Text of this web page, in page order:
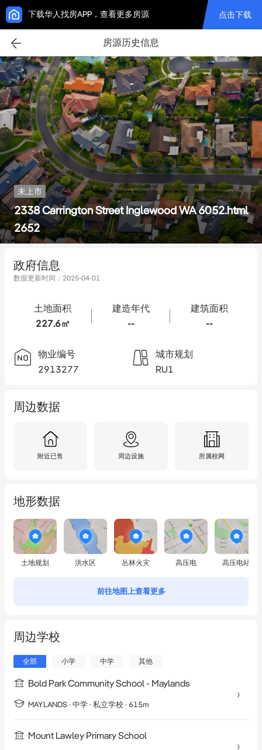
下载华人找房APP，查看更多房源 点击下载
房源历史信息
未上市
2338 Carrington Street Inglewood WA 6052.html
2652
政府信息
数据更新时间： 2025-04-01
土地面积
227.6㎡
建造年代
--
建筑面积
--
物业编号
2913277
城市规划
RU1
周边数据
附近已售 周边设施 所属校网
地形数据
土地规划 洪水区 丛林火灾 高压电 高压电站
前往地图上查看更多
周边学校
全部 小学 中学 其他
Bold Park Community School - Maylands
MAYLANDS · 中学 · 私立学校 · 615m
Mount Lawley Primary School